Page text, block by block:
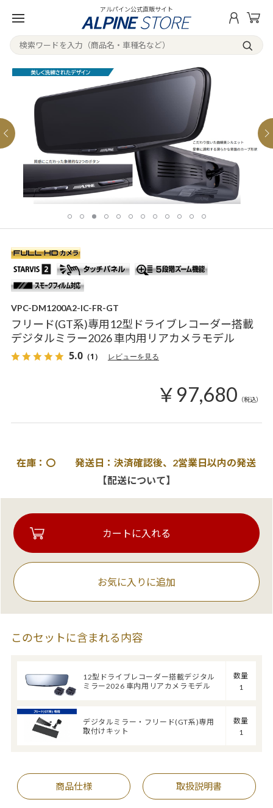
アルパイン公式直販サイト
VPC-DM1200A2-IC-FR-GT
フリード(GT系)専用12型ドライブレコーダー搭載
デジタルミラー2026 車内用リアカメラモデル
5.0（1） レビューを見る
￥97,680 （税込）
在庫：〇 発送日：決済確認後、2営業日以内の発送
【配送について】
お気に入りに追加
このセットに含まれる内容
12型ドライブレコーダー搭載デジタル
ミラー2026 車内用リアカメラモデル
数量
1
デジタルミラー・フリード(GT系)専用
取付けキット
数量
1
商品仕様 取扱説明書